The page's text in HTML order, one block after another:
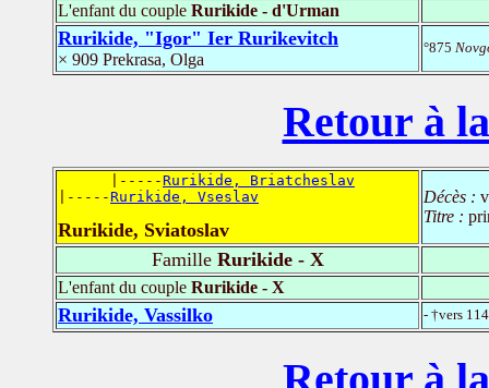
L'enfant du couple Rurikide - d'Urman
Rurikide, "Igor" Ier Rurikevitch
× 909 Prekrasa, Olga
°875
Retour à
      |-----
Rurikide, Briatcheslav
|-----Rurikide, Vseslav
Rurikide, Sviatoslav
Décès :
Titre :
FamilleRurikide - X
L'enfant du couple Rurikide - X
Rurikide, Vassilko - †vers